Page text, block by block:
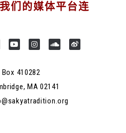
们的媒体平台连
Box 410282
MA 02141